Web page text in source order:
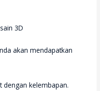
3D
akan mendapatkan
dengan kelembapan.